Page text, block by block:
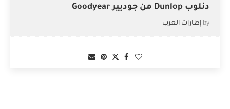
دنلوب Dunlop من جوديير Goodyear
by إطارات العرب